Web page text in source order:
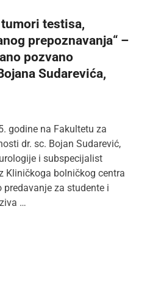
testisa,
prepoznavanja“ –
pozvano
Sudarevića,
godine na Fakultetu za
dr. sc. Bojan Sudarević,
i subspecijalist
Kliničkoga bolničkog centra
predavanje za studente i
…